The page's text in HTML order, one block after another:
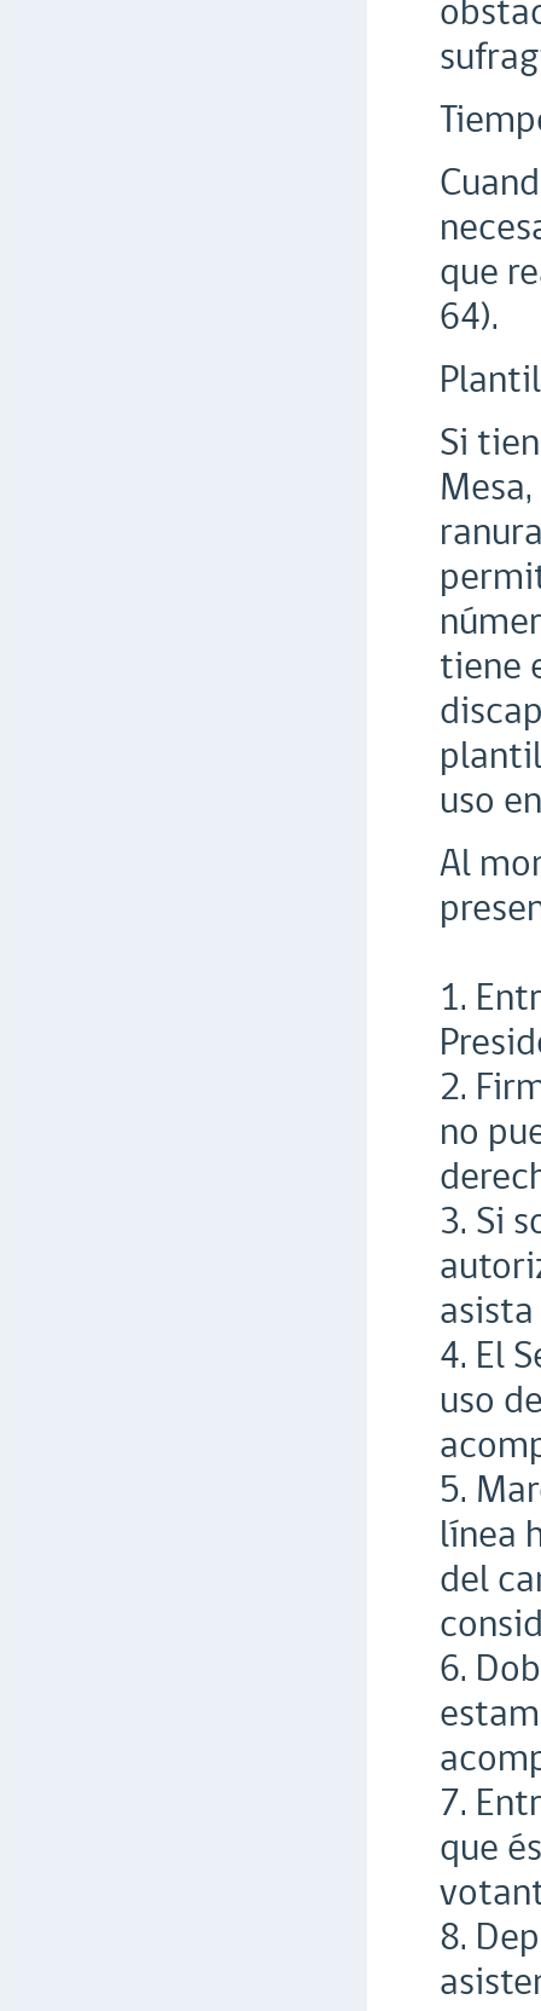
que
64).
Si
tiene
uso
Al
1.
2.
no
3. Si
4. El
uso
5.
línea
del
6.
7.
que
8.